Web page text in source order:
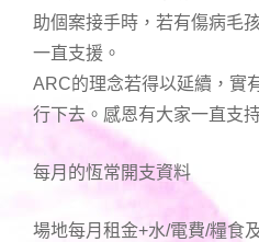
助個案接手時，若有傷病毛
一直支援。
ARC的理念若得以延續，實
行下去。感恩有大家一直支
每月的恆常開支資料
場地每月租金+水/電費/糧食